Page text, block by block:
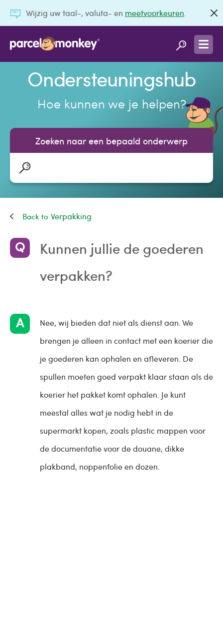
Wijzig uw taal-, valuta- en meetvoorkeuren
Ondersteuningshub
Hoe kunnen we je helpen?
Zoeken naar een bepaald onderwerp
Verpakking
Kunnen jullie de goederen
verpakken?
Nee, wij bieden dat niet als dienst aan. We
brengen je alleen in contact met een koerier die
je goederen kan ophalen en afleveren. De
spullen moeten goed verpakt klaar staan als de
koerier het pakket komt ophalen. Je kunt
meestal alles wat je nodig hebt in de
supermarkt kopen, zoals plastic mappen voor
de documentatie voor de douane, dikke
plakband, noppenfolie en dozen.